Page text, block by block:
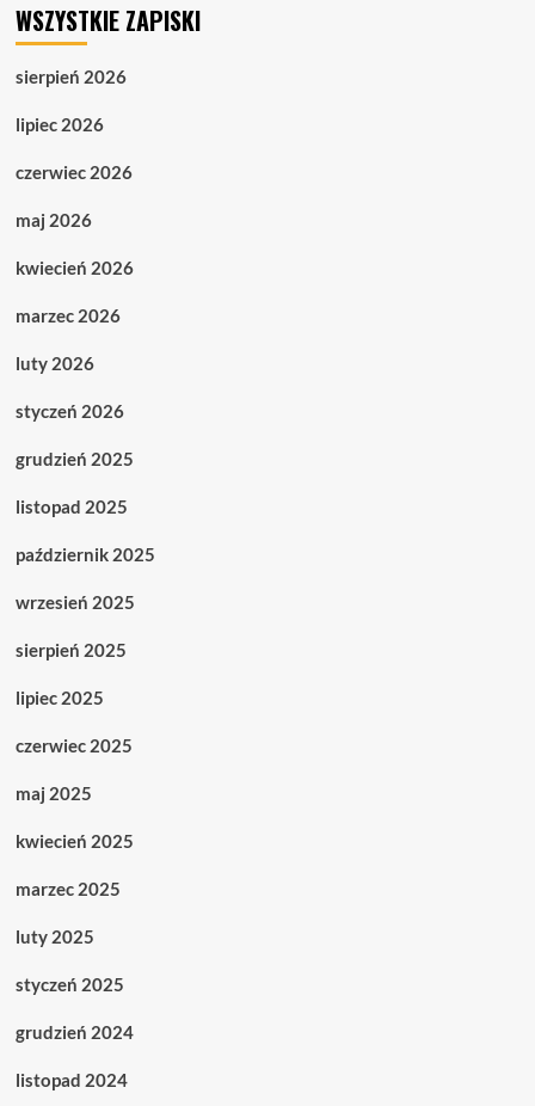
WSZYSTKIE ZAPISKI
sierpień 2026
lipiec 2026
czerwiec 2026
maj 2026
kwiecień 2026
marzec 2026
luty 2026
styczeń 2026
grudzień 2025
listopad 2025
październik 2025
wrzesień 2025
sierpień 2025
lipiec 2025
czerwiec 2025
maj 2025
kwiecień 2025
marzec 2025
luty 2025
styczeń 2025
grudzień 2024
listopad 2024